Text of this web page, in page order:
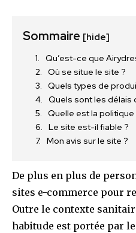
Sommaire [hide]
Qu’est-ce que
Où se situe le site ?
Quels types de
Quels sont les délais
Quelle est la
Le site est-il fiable ?
Mon avis sur le site ?
De plus en plus de
sites e-commerce pour
Outre le contexte
habitude est portée par